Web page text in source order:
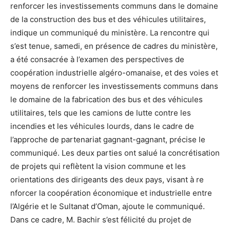
renforcer les investissements communs dans le domaine
de la construction des bus et des véhicules utilitaires,
indique un communiqué du ministère. La rencontre qui
s’est tenue, samedi, en présence de cadres du ministère,
a été consacrée à l’examen des perspectives de
coopération industrielle algéro-omanaise, et des voies et
moyens de renforcer les investissements communs dans
le domaine de la fabrication des bus et des véhicules
utilitaires, tels que les camions de lutte contre les
incendies et les véhicules lourds, dans le cadre de
l’approche de partenariat gagnant-gagnant, précise le
communiqué. Les deux parties ont salué la concrétisation
de projets qui reflètent la vision commune et les
orientations des dirigeants des deux pays, visant à re
nforcer la coopération économique et industrielle entre
l’Algérie et le Sultanat d’Oman, ajoute le communiqué.
Dans ce cadre, M. Bachir s’est félicité du projet de